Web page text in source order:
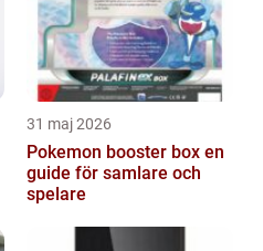
31 maj 2026
Pokemon booster box en
guide för samlare och
spelare